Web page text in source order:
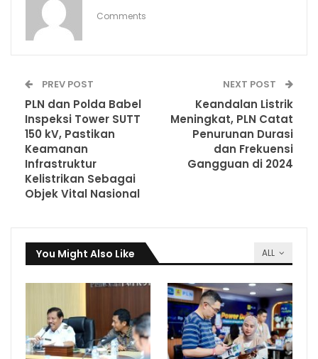
Comments
PREV POST
PLN dan Polda Babel
Inspeksi Tower SUTT
150 kV, Pastikan
Keamanan
Infrastruktur
Kelistrikan Sebagai
Objek Vital Nasional
NEXT POST
Keandalan Listrik
Meningkat, PLN Catat
Penurunan Durasi
dan Frekuensi
Gangguan di 2024
ALL
You Might Also Like